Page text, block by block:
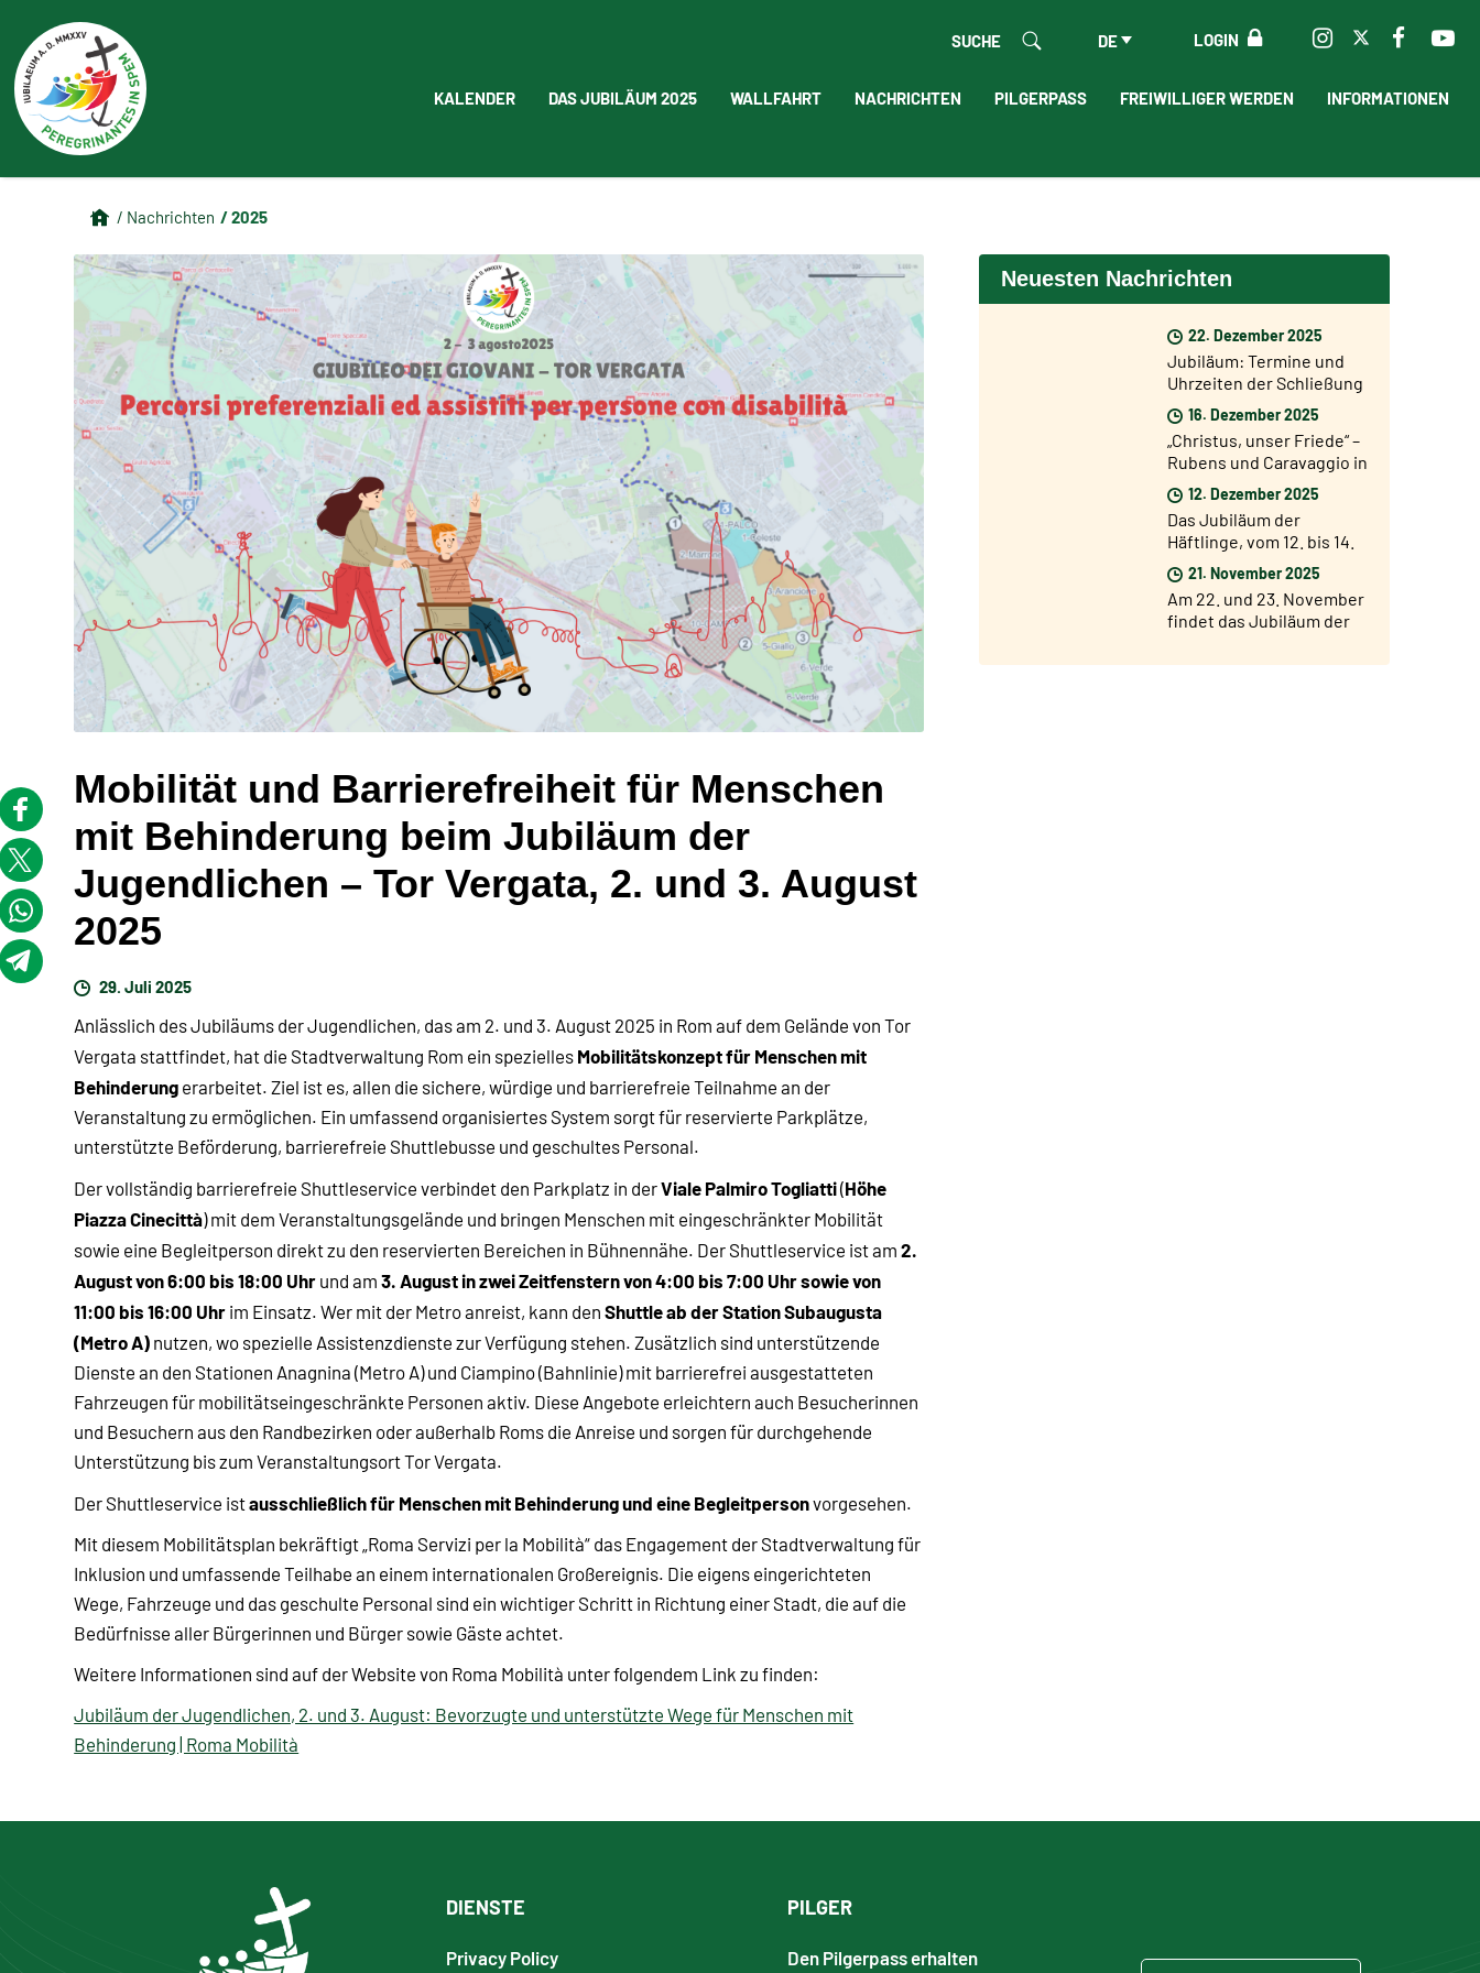
LOGIN
DE
SUCHE
KALENDER DAS JUBILÄUM 2025 WALLFAHRT NACHRICHTEN PILGERPASS FREIWILLIGER WERDEN INFORMATIONEN
/ Nachrichten / 2025
Mobilität und Barrierefreiheit für Menschen
mit Behinderung beim Jubiläum der
Jugendlichen – Tor Vergata, 2. und 3. August
2025
29. Juli 2025
Anlässlich des Jubiläums der Jugendlichen, das am 2. und 3. August 2025 in Rom auf dem Gelände von Tor
Vergata stattfindet, hat die Stadtverwaltung Rom ein speziellesMobilitätskonzept für Menschen mit
Behinderungerarbeitet. Ziel ist es, allen die sichere, würdige und barrierefreie Teilnahme an der
Veranstaltung zu ermöglichen. Ein umfassend organisiertes System sorgt für reservierte Parkplätze,
unterstützte Beförderung, barrierefreie Shuttlebusse und geschultes Personal.
Der vollständig barrierefreie Shuttleservice verbindet den Parkplatz in derViale Palmiro Togliatti(Höhe
Piazza Cinecittà) mit dem Veranstaltungsgelände und bringen Menschen mit eingeschränkter Mobilität
sowie eine Begleitperson direkt zu den reservierten Bereichen in Bühnennähe. Der Shuttleservice ist am2.
August von 6:00 bis 18:00 Uhrund am3. August in zwei Zeitfenstern von 4:00 bis 7:00 Uhr sowie von
11:00 bis 16:00 Uhrim Einsatz. Wer mit der Metro anreist, kann denShuttle ab der Station Subaugusta
(Metro A)nutzen, wo spezielle Assistenzdienste zur Verfügung stehen. Zusätzlich sind unterstützende
Dienste an den Stationen Anagnina (Metro A) und Ciampino (Bahnlinie) mit barrierefrei ausgestatteten
Fahrzeugen für mobilitätseingeschränkte Personen aktiv. Diese Angebote erleichtern auch Besucherinnen
und Besuchern aus den Randbezirken oder außerhalb Roms die Anreise und sorgen für durchgehende
Unterstützung bis zum Veranstaltungsort Tor Vergata.
Der Shuttleservice istausschließlich für Menschen mit Behinderung und eine Begleitpersonvorgesehen.
Mit diesem Mobilitätsplan bekräftigt „Roma Servizi per la Mobilità“ das Engagement der Stadtverwaltung für
Inklusion und umfassende Teilhabe an einem internationalen Großereignis. Die eigens eingerichteten
Wege, Fahrzeuge und das geschulte Personal sind ein wichtiger Schritt in Richtung einer Stadt, die auf die
Bedürfnisse aller Bürgerinnen und Bürger sowie Gäste achtet.
Weitere Informationen sind auf der Website von Roma Mobilità unter folgendem Link zu finden:
Jubiläum der Jugendlichen, 2. und 3. August: Bevorzugte und unterstützte Wege für Menschen mit
Behinderung | Roma Mobilità
Neuesten Nachrichten
22. Dezember 2025
Jubiläum: Termine und
Uhrzeiten der Schließung
der Heiligen Pforten
16. Dezember 2025
„Christus, unser Friede“ –
Rubens und Caravaggio in
einer Ausstellung in Rom
ab dem 17. Dezember
12. Dezember 2025
Das Jubiläum der
Häftlinge, vom 12. bis 14.
Dezember
21. November 2025
Am 22. und 23. November
findet das Jubiläum der
statt
DIENSTE
Privacy Policy
PILGER
Den Pilgerpass erhalten